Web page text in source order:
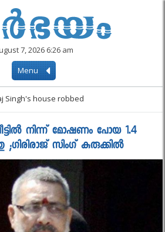
7, 2026 6:26 am
Menu
Singh's house robbed
നിന്ന് മോഷണം പോയ 1.4
സിംഗ് കുരുക്കില്‍